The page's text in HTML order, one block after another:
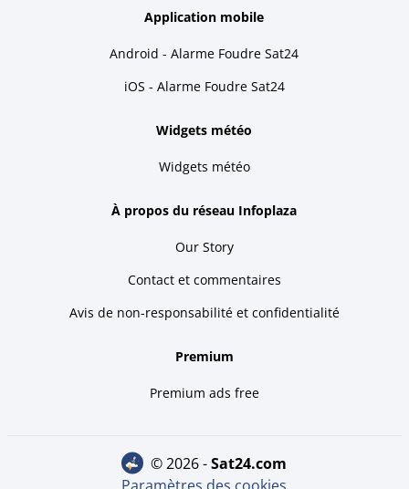
Application mobile
Android - Alarme Foudre Sat24
iOS - Alarme Foudre Sat24
Widgets météo
Widgets météo
À propos du réseau Infoplaza
Our Story
Contact et commentaires
Avis de non-responsabilité et confidentialité
Premium
Premium ads free
© 2026 - sat24.com